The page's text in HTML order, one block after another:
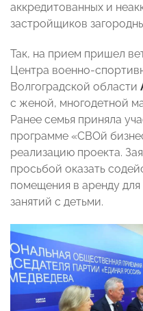
аккредитованных и
застройщиков
Так, на прием пришел
Центра военно-
Волгоградской области
с женой, многодетной
Ранее семья приняла
программе «СВОй
реализацию проекта.
просьбой оказать
помещения в аренду
занятий с детьми.